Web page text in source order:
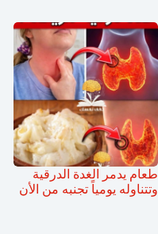
طعام يدمر الغدة الدرقية
وتتناوله يومياً تجنبه من الأن